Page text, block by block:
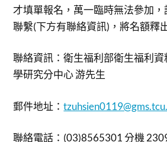
才填單報名，萬一臨時無法參加
聯繫(下方有聯絡資訊)，將名額釋
聯絡資訊：衛生福利部衛生福利
學研究分中心 游先生
郵件地址：
聯絡電話：(03)8565301 分機